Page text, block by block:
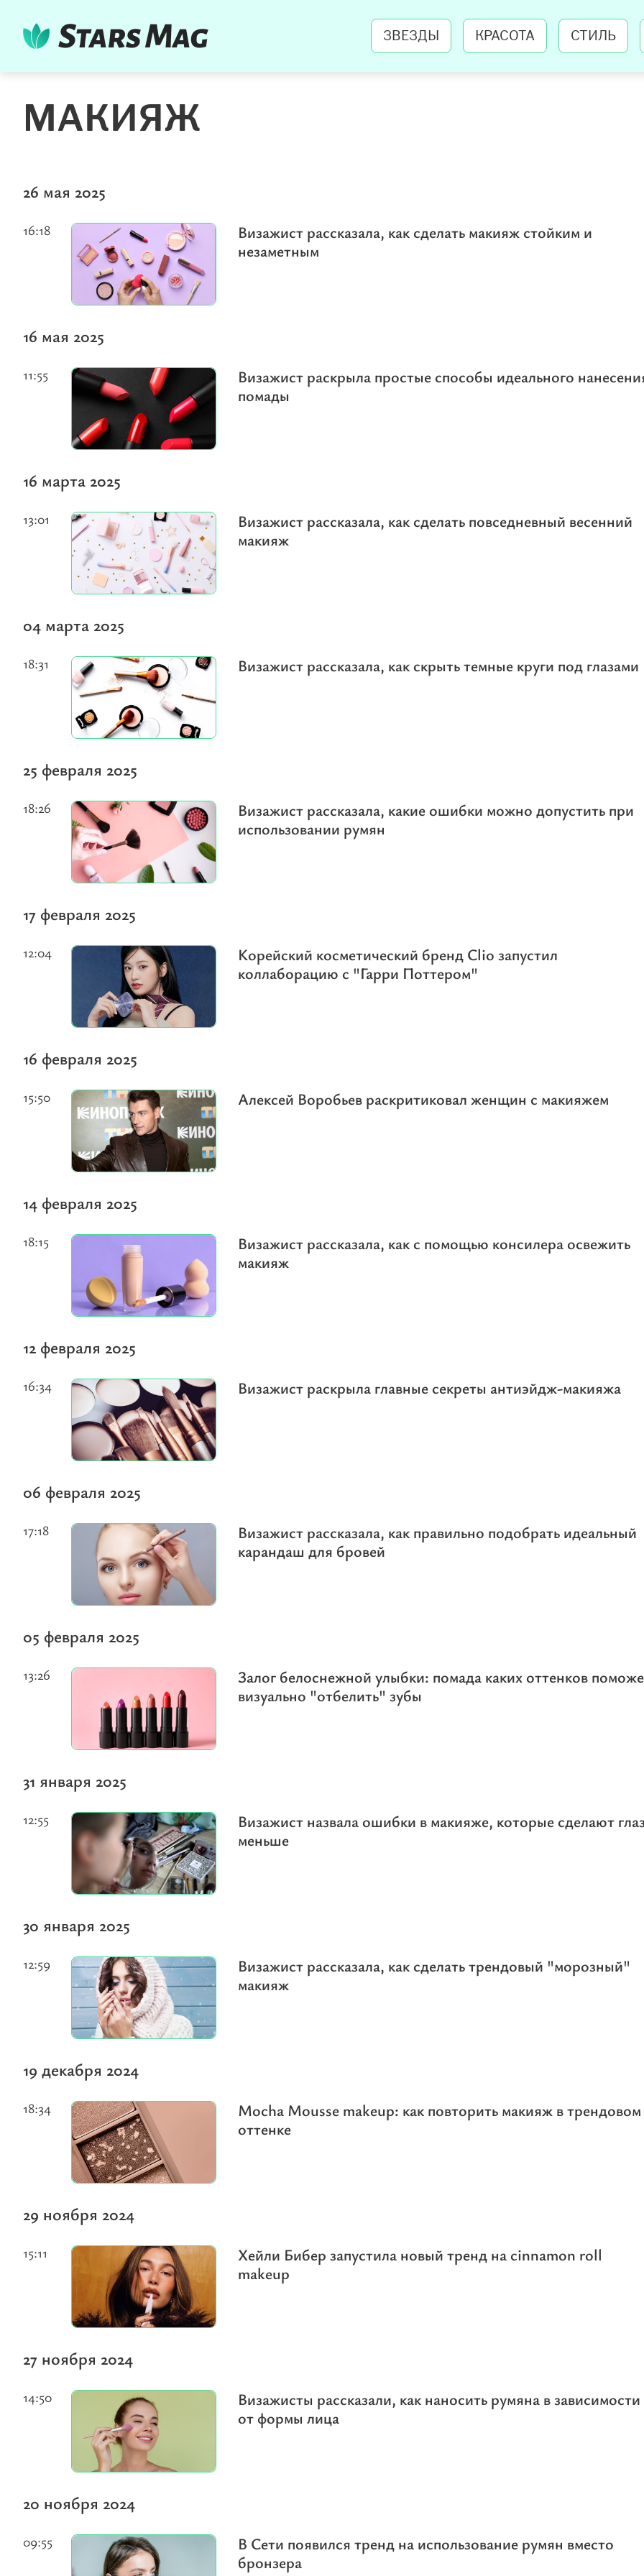
ЗВЕЗДЫ КРАСОТА СТИЛЬ
МАКИЯЖ
26 мая 2025
Визажист рассказала, как сделать макияж стойким и
незаметным
16:18
16 мая 2025
Визажист раскрыла простые способы идеального
помады
11:55
16 марта 2025
Визажист рассказала, как сделать повседневный весенний
макияж
13:01
04 марта 2025
Визажист рассказала, как скрыть темные круги под глазами
18:31
25 февраля 2025
Визажист рассказала, какие ошибки можно допустить при
использовании румян
18:26
17 февраля 2025
Корейский косметический бренд Clio запустил
коллаборацию с "Гарри Поттером"
12:04
16 февраля 2025
Алексей Воробьев раскритиковал женщин с макияжем
15:50
14 февраля 2025
Визажист рассказала, как с помощью консилера освежить
макияж
18:15
12 февраля 2025
Визажист раскрыла главные секреты антиэйдж-макияжа
16:34
06 февраля 2025
Визажист рассказала, как правильно подобрать идеальный
карандаш для бровей
17:18
05 февраля 2025
Залог белоснежной улыбки: помада каких оттенков
визуально "отбелить" зубы
13:26
31 января 2025
Визажист назвала ошибки в макияже, которые сделают
меньше
12:55
30 января 2025
Визажист рассказала, как сделать трендовый "морозный"
макияж
12:59
19 декабря 2024
Mocha Mousse makeup: как повторить макияж в трендовом
оттенке
18:34
29 ноября 2024
Хейли Бибер запустила новый тренд на cinnamon roll
makeup
15:11
27 ноября 2024
Визажисты рассказали, как наносить румяна в зависимости
от формы лица
14:50
20 ноября 2024
В Сети появился тренд на использование румян вместо
бронзера
09:55